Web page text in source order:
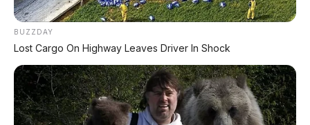
modeuntuk 7 penumpang, danPUP
(Pickup Utility) mode
barang. Cukup lepas atap belakang dan
kursi baris ketiga, SUV ini berubah jadi
double-cab ute!
BUZZDAY
Lost Cargo On Highway Leaves Driver In Shock